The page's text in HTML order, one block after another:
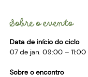
Sobre o evento
Data de início do ciclo
07 de jan. 09:00 – 11:00
Sobre o encontro